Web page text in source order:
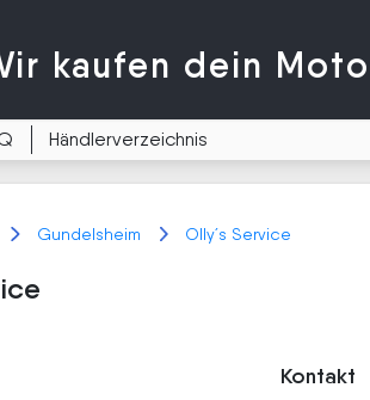
kaufen dein
Händlerverzeichnis
Gundelsheim Olly´s Service
Kontakt